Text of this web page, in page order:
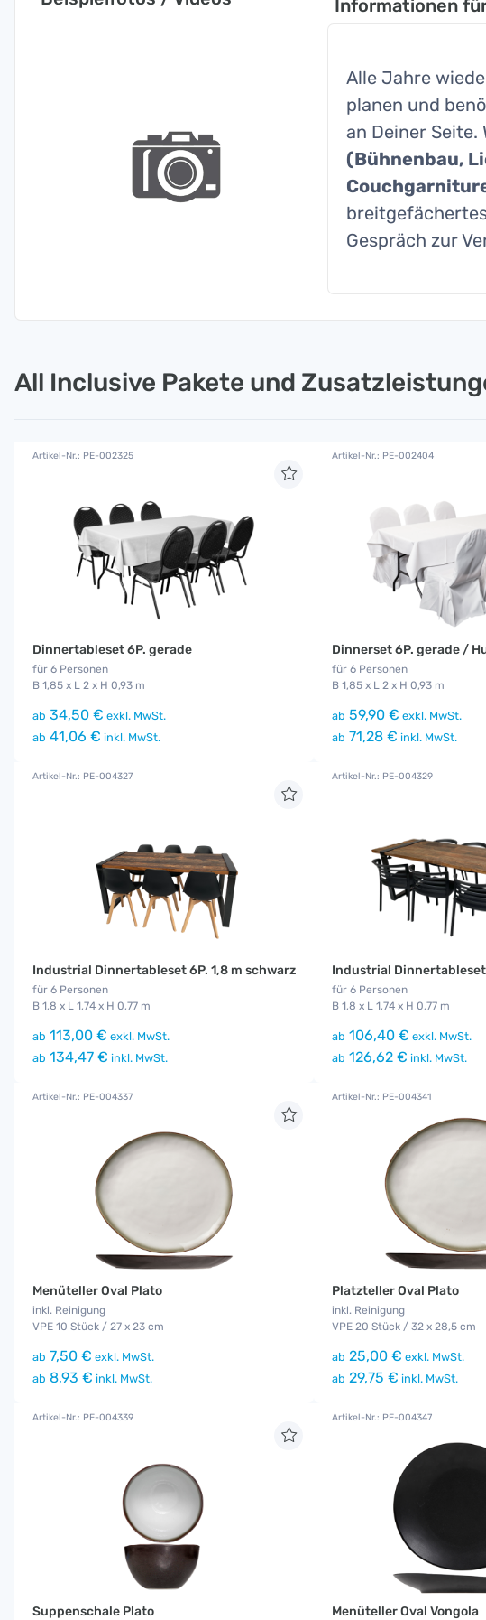
Informationen
Alle Jahre
planen und
an Deiner Seite.
(Bühnenbau,
Gespräch zur
All Inclusive Pakete und
Artikel-Nr.: PE-002325
Dinnertableset 6P. gerade
für 6 Personen
B 1,85 x L 2 x H 0,93 m
ab 34,50 € exkl. MwSt.
ab 41,06 € inkl. MwSt.
Artikel-Nr.: PE-002404
Dinnerset 6P. gerade /
für 6 Personen
B 1,85 x L 2 x H 0,93 m
ab 59,90 € exkl. MwSt.
ab 71,28 € inkl. MwSt.
Artikel-Nr.: PE-004327
Industrial Dinnertableset 6P. 1,8 m schwarz
für 6 Personen
B 1,8 x L 1,74 x H 0,77 m
ab 113,00 € exkl. MwSt.
ab 134,47 € inkl. MwSt.
Artikel-Nr.: PE-004329
Industrial Dinnertableset
für 6 Personen
B 1,8 x L 1,74 x H 0,77 m
ab 106,40 € exkl. MwSt.
ab 126,62 € inkl. MwSt.
Artikel-Nr.: PE-004337
Menüteller Oval Plato
inkl. Reinigung
VPE 10 Stück / 27 x 23 cm
ab 7,50 € exkl. MwSt.
ab 8,93 € inkl. MwSt.
Artikel-Nr.: PE-004341
Platzteller Oval Plato
inkl. Reinigung
VPE 20 Stück / 32 x 28,5 cm
ab 25,00 € exkl. MwSt.
ab 29,75 € inkl. MwSt.
Artikel-Nr.: PE-004339
Suppenschale Plato
Artikel-Nr.: PE-004347
Menüteller Oval Vongola